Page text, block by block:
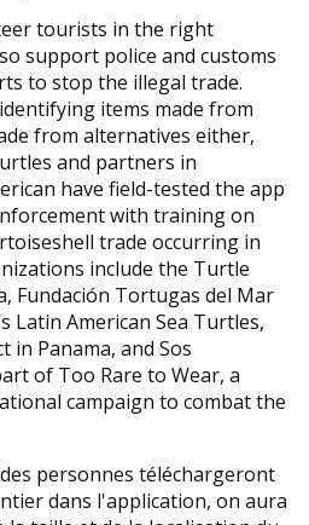
tourists in the right
support police and customs
to stop the illegal trade.
items made from
from alternatives either,
and partners in
have field-tested the app
with training on
trade occurring in
include the Turtle
Fundación Tortugas del Mar
Latin American Sea Turtles,
in Panama, and Sos
of Too Rare to Wear, a
campaign to combat the
personnes téléchargeront
dans l'application, on aura